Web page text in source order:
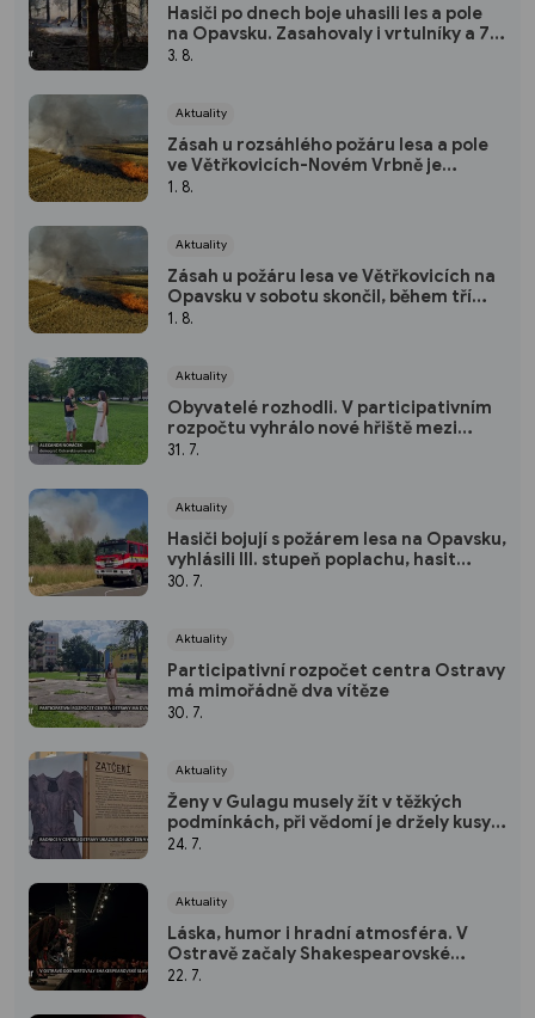
Hasiči po dnech boje uhasili les a pole
na Opavsku. Zasahovaly i vrtulníky a 74
jednotek
3. 8.
Aktuality
Zásah u rozsáhlého požáru lesa a pole
ve Větřkovicích-Novém Vrbně je
ukončen
1. 8.
Aktuality
Zásah u požáru lesa ve Větřkovicích na
Opavsku v sobotu skončil, během tří
dnů se hasiči pětkrát střídali
1. 8.
Aktuality
Obyvatelé rozhodli. V participativním
rozpočtu vyhrálo nové hřiště mezi
ulicemi Poděbradova a 30. dubna
31. 7.
Aktuality
Hasiči bojují s požárem lesa na Opavsku,
vyhlásili III. stupeň poplachu, hasit
budou i v průběhu noci
30. 7.
Aktuality
Participativní rozpočet centra Ostravy
má mimořádně dva vítěze
30. 7.
Aktuality
Ženy v Gulagu musely žít v těžkých
podmínkách, při vědomí je držely kusy
látek. Výstava na radnici ukazuje jejich
24. 7.
Aktuality
Láska, humor i hradní atmosféra. V
Ostravě začaly Shakespearovské
slavnosti
22. 7.